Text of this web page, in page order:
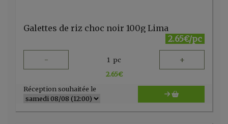
Galettes de riz choc noir 100g Lima
2.65€/pc
- 1 pc +
2.65€
Réception souhaitée le